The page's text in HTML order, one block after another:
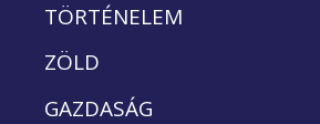
TÖRTÉNELEM
ZÖLD
GAZDASÁG